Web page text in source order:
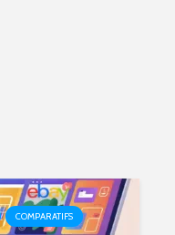
COMPARATIFS